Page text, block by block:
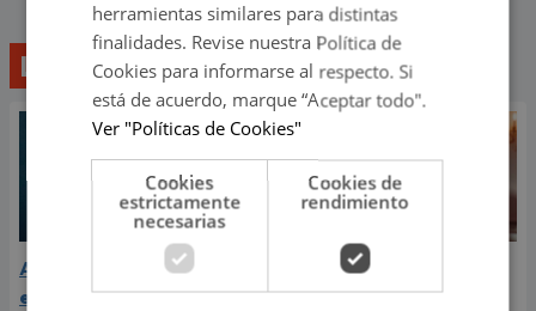
Lo último
Aria Vega conquista con
el lanzamiento de
¿Greeicy está
embarazada de su
herramientas similares para distintas
finalidades. Revise nuestra Política de
Cookies para informarse al respecto. Si
está de acuerdo, marque “Aceptar todo".
Ver "Políticas de Cookies"
Cookies
estrictamente
necesarias
Cookies de
rendimiento